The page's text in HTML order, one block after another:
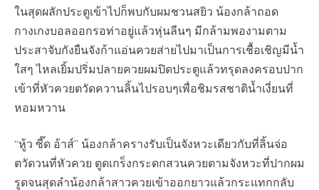
ในสุดผลักประตูเข้าไปก็พบกับผมชวนสยิว น้องกล้าถอด
กางเกงบอลออกรอท่าอยู่แล้วหุ่นลีนๆ มีกล้ามพองามตาม
ประสาจับกังยืนจังก้าแอ่นควยส่ายไปมาเป็นการเชื้อเชิญมีน้ำ
ใสๆ ไหลเยิ้มปริ่มปลายควยผมปิดประตูแล้วทรุดลงครอบปาก
เข้าที่หัวควยตวัดควานลิ้นไปรอบๆเพื่อชิมรสชาติน้ำเงี่ยนที่
หอมหวาน
“หู้ว ซี๊ด อ้าส์” น้องกล้าครางรับเป็นจังหวะเดียวกับที่ลิ้นจ่อ
ตวัดวนที่หัวควย ตูดเกร็งกระดกสวนควยตามจังหวะที่ปากผม
รูดจนสุดลำน้องกล้าสาวควยเข้าออกยาวแล้วกระแทกกลับ